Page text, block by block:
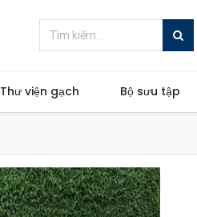
Thư viện gạch Bộ sưu tập